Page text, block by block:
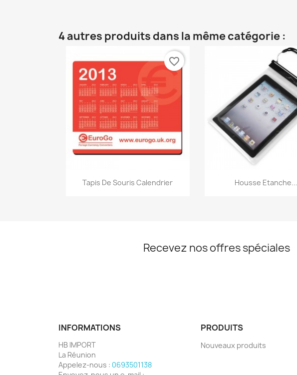
4 autres produits dans la même catégorie :
Aperçu rapide
Tapis De Souris Calendrier
favorite_border
Aperçu rapide
Housse Etanche...
Recevez nos offres spéciales
INFORMATIONS
HB IMPORT
La Réunion
Appelez-nous : 0693501138
PRODUITS
Nouveaux produits